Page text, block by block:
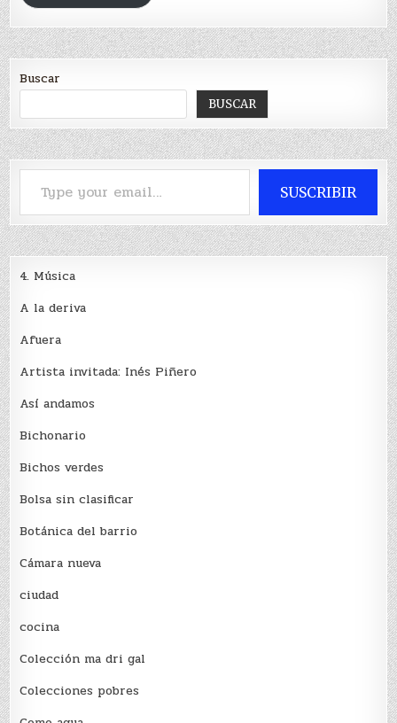
Buscar
BUSCAR
Type your email…
SUSCRIBIR
4. Música
A la deriva
Afuera
Artista invitada: Inés Piñero
Así andamos
Bichonario
Bichos verdes
Bolsa sin clasificar
Botánica del barrio
Cámara nueva
ciudad
cocina
Colección ma dri gal
Colecciones pobres